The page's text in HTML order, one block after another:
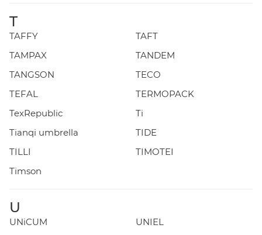
T
TAFFY
TAFT
TAMPAX
TANDEM
TANGSON
TECO
TEFAL
TERMOPACK
TexRepublic
Ti
Tianqi umbrella
TIDE
TILLI
TIMOTEI
Timson
U
UNiCUM
UNIEL